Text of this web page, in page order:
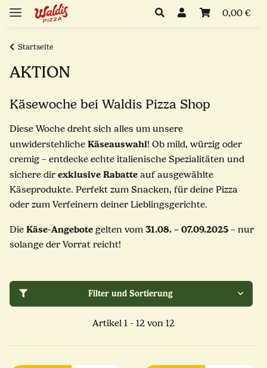
0,00 €
Startseite
AKTION
Käsewoche bei Waldis Pizza Shop
Diese Woche dreht sich alles um unsere
unwiderstehliche Käseauswahl! Ob mild, würzig oder
cremig – entdecke echte italienische Spezialitäten und
sichere dir exklusive Rabatte auf ausgewählte
Käseprodukte. Perfekt zum Snacken, für deine Pizza
oder zum Verfeinern deiner Lieblingsgerichte.
Die Käse-Angebote gelten vom 31.08. – 07.09.2025 – nur
solange der Vorrat reicht!
Filter und Sortierung
Artikel 1 - 12 von 12